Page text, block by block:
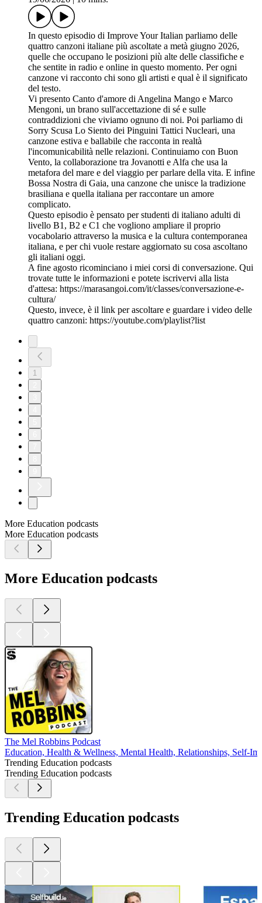
In questo episodio di Improve Your Italian parliamo delle
quattro canzoni italiane più ascoltate a metà giugno 2026,
quelle che occupano le posizioni più alte delle classifiche e
che sentite in radio e online in questo momento. Per ogni
canzone vi racconto chi sono gli artisti e qual è il significato
del testo.
Vi presento Canto d'amore di Angelina Mango e Marco
Mengoni, un brano sull'accettazione di sé e sulle
contraddizioni che viviamo ognuno di noi. Poi parliamo di
Sorry Scusa Lo Siento dei Pinguini Tattici Nucleari, una
canzone estiva e ballabile che racconta in realtà
l'incomunicabilità nelle relazioni. Continuiamo con Buon
Vento, la collaborazione tra Jovanotti e Alfa che usa la
metafora del mare e del viaggio per parlare della vita. E infine
Bossa Nostra di Gaia, una canzone che unisce la tradizione
brasiliana e quella italiana per raccontare un amore
complicato.
Questo episodio è pensato per studenti di italiano adulti di
livello B1, B2 e C1 che vogliono ampliare il proprio
vocabolario attraverso la musica e la cultura contemporanea
italiana, e per chi vuole restare aggiornato su cosa ascoltano
gli italiani oggi.
A fine agosto ricominciano i miei corsi di conversazione. Qui
trovate tutte le informazioni e potete iscrivervi alla lista
d'attesa: https://marasangoi.com/it/classes/conversazione-e-
cultura/
Questo, invece, è il link per ascoltare e guardare i video delle
quattro canzoni: https://youtube.com/playlist?list
1
More Education podcasts
More Education podcasts
More Education podcasts
The Mel Robbins Podcast
Education, Health & Wellness, Mental Health, Relationships, Self-
Trending Education podcasts
Trending Education podcasts
Trending Education podcasts